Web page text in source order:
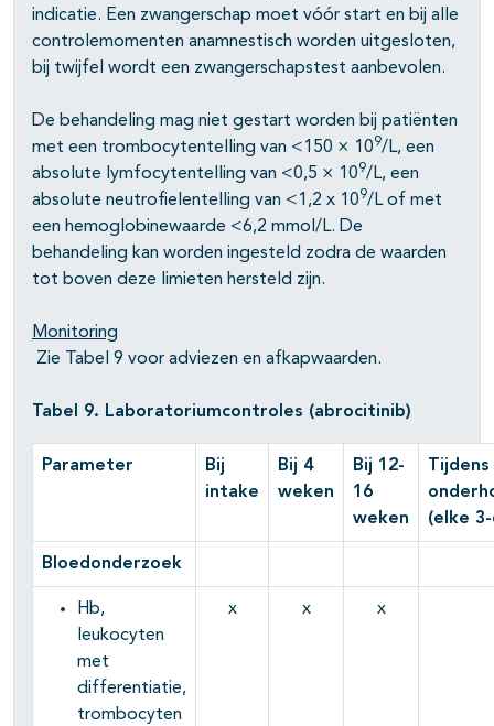
indicatie. Een zwangerschap moet vóór start en bij alle
controlemomenten anamnestisch worden uitgesloten,
bij twijfel wordt een zwangerschapstest aanbevolen.
De behandeling mag niet gestart worden bij patiënten
met een trombocytentelling van <150 × 109/L, een
absolute lymfocytentelling van <0,5 × 109/L, een
absolute neutrofielentelling van <1,2 x 109/L of met
een hemoglobinewaarde <6,2 mmol/L. De
behandeling kan worden ingesteld zodra de waarden
tot boven deze limieten hersteld zijn.
Monitoring
Zie Tabel 9 voor adviezen en afkapwaarden.
Tabel 9. Laboratoriumcontroles (abrocitinib)
Parameter
Bij
intake
Bij 4
weken
Bij 12-
16
weken
Tijdens
(elke
Bloedonderzoek
Hb,
leukocyten
met
differentiatie,
trombocyten
x x x